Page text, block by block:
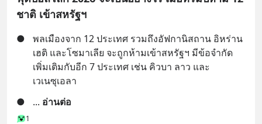
ชาติ เข้าสหรัฐฯ
●
พลเมืองจาก 12 ประเทศ รวมถึงอัฟกานิสถาน อิหร่าน
เฮติ และโซมาเลีย จะถูกห้ามเข้าสหรัฐฯ มีข้อจำกัด
เพิ่มเติมกับอีก 7 ประเทศ เช่น คิวบา ลาว และ
เวเนซุเอลา
●
... อ่านต่อ
1